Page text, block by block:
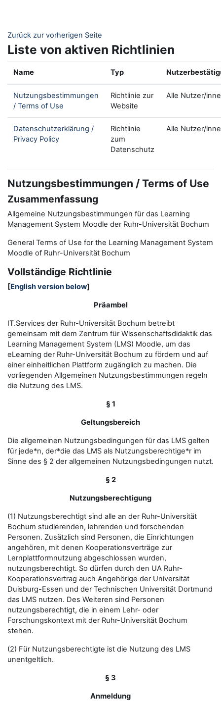
Zurück zur vorherigen Seite
Liste von aktiven Richtlinien
Name Typ
Nutzungsbestimmungen
/ Terms of Use
Richtlinie zur
Website
Alle Nutzer/
Datenschutzerklärung /
Privacy Policy
Richtlinie
zum
Datenschutz
Alle Nutzer/
Nutzungsbestimmungen / Terms of Use
Zusammenfassung
Allgemeine Nutzungsbestimmungen für das Learning
Management System Moodle der Ruhr-Universität Bochum
General Terms of Use for the Learning Management System
Moodle of Ruhr-Universität Bochum
Vollständige Richtlinie
[English version below]
Präambel
IT.Services der Ruhr-Universität Bochum betreibt
gemeinsam mit dem Zentrum für Wissenschaftsdidaktik das
Learning Management System (LMS) Moodle, um das
eLearning der Ruhr-Universität Bochum zu fördern und auf
einer einheitlichen Plattform zugänglich zu machen. Die
vorliegenden Allgemeinen Nutzungsbestimmungen regeln
die Nutzung des LMS.
§ 1
Geltungsbereich
Die allgemeinen Nutzungsbedingungen für das LMS gelten
für jede*n, der*die das LMS als Nutzungsberechtige*r im
Sinne des § 2 der allgemeinen Nutzungsbedingungen nutzt.
§ 2
Nutzungsberechtigung
(1) Nutzungsberechtigt sind alle an der Ruhr-Universität
Bochum studierenden, lehrenden und forschenden
Personen. Zusätzlich sind Personen, die Einrichtungen
angehören, mit denen Kooperationsverträge zur
Lernplattformnutzung abgeschlossen wurden,
nutzungsberechtigt. So dürfen durch den UA Ruhr-
Kooperationsvertrag auch Angehörige der Universität
Duisburg-Essen und der Technischen Universität Dortmund
das LMS nutzen. Des Weiteren sind Personen
nutzungsberechtigt, die in einem Lehr- oder
Forschungskontext mit der Ruhr-Universität Bochum
stehen.
(2) Für Nutzungsberechtigte ist die Nutzung des LMS
unentgeltlich.
§ 3
Anmeldung